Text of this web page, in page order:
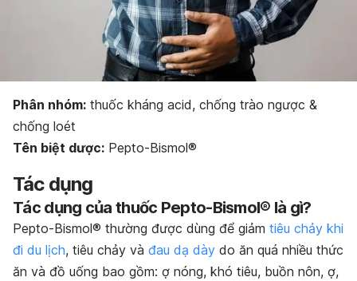
Phân nhóm: thuốc kháng acid, chống trào ngược &
chống loét
Tên biệt dược: Pepto-Bismol®
Tác dụng
Tác dụng của thuốc Pepto-Bismol® là gì?
Pepto-Bismol® thường được dùng để giảm tiêu chảy khi
đi du lịch, tiêu chảy và đau dạ dày do ăn quá nhiều thức
ăn và đồ uống bao gồm: ợ nóng, khó tiêu, buồn nôn, ợ,